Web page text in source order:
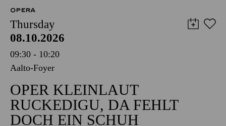
OPERA
Thursday
08.10.2026
09:30 - 10:20
Aalto-Foyer
OPER KLEINLAUT
RUCKEDIGU, DA FEHLT
DOCH EIN SCHUH